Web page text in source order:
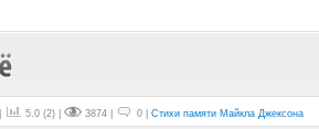
5.0 (2) | 3874 | 0 | Стихи памяти Майкла Джексона